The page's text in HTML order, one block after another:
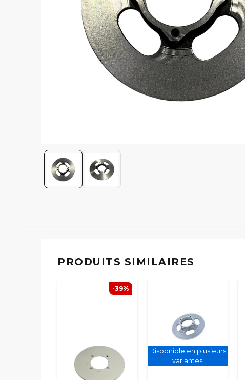
PRODUITS SIMILAIRES
-39%
Disponible en plusieurs
variantes